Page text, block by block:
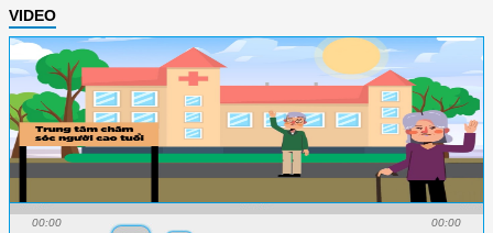
VIDEO
00:00 00:00